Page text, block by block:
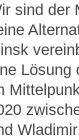
sind der
Lösung